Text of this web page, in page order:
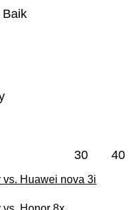
Baik
30 40
vs. Huawei nova 3i